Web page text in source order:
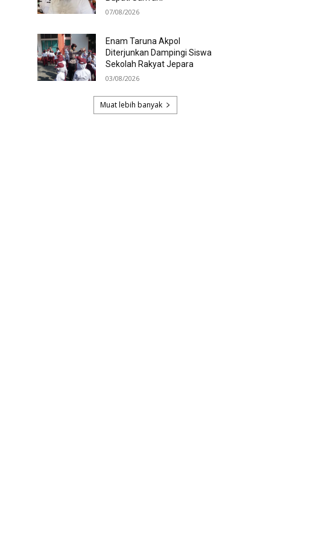
07/08/2026
Enam Taruna Akpol
Diterjunkan Dampingi Siswa
Sekolah Rakyat Jepara
03/08/2026
Muat lebih banyak